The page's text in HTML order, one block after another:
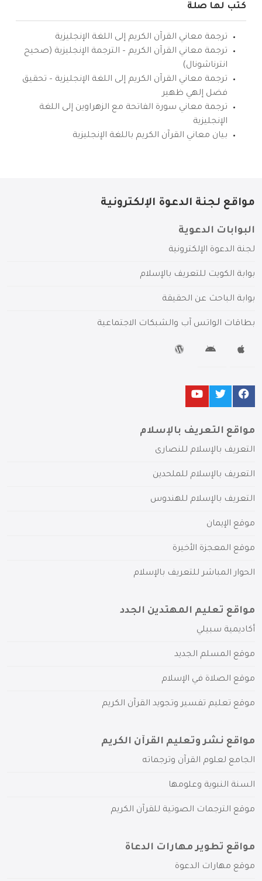
كتب لها صلة
ترجمة معاني القرآن الكريم إلى اللغة الإنجليزية
ترجمة معاني القرآن الكريم – الترجمة الإنجليزية (صحيح
انترناشونال)
ترجمة معاني القرآن الكريم إلى اللغة الإنجليزية – تحقيق
فضل إلهي ظهير
ترجمة معاني سورة الفاتحة مع الزهراوين إلى اللغة
الإنجليزية
بيان معاني القرآن الكريم باللغة الإنجليزية
مواقع لجنة الدعوة الإلكترونية
البوابات الدعوية
لجنة الدعوة الإلكترونية
بوابة الكويت للتعريف بالإسلام
بوابة الباحث عن الحقيقة
بطاقات الواتس آب والشبكات الاجتماعية
مواقع التعريف بالإسلام
التعريف بالإسلام للنصارى
التعريف بالإسلام للملحدين
التعريف بالإسلام للهندوس
موقع الإيمان
موقع المعجزة الأخيرة
الحوار المباشر للتعريف بالإسلام
مواقع تعليم المهتدين الجدد
أكاديمية سبيلي
موقع المسلم الجديد
موقع الصلاة في الإسلام
موقع تعليم تفسير وتجويد القرآن الكريم
مواقع نشر وتعليم القرآن الكريم
الجامع لعلوم القرآن وترجماته
السنة النبوية وعلومها
موقع الترجمات الصوتية للقرآن الكريم
مواقع تطوير مهارات الدعاة
موقع مهارات الدعوة